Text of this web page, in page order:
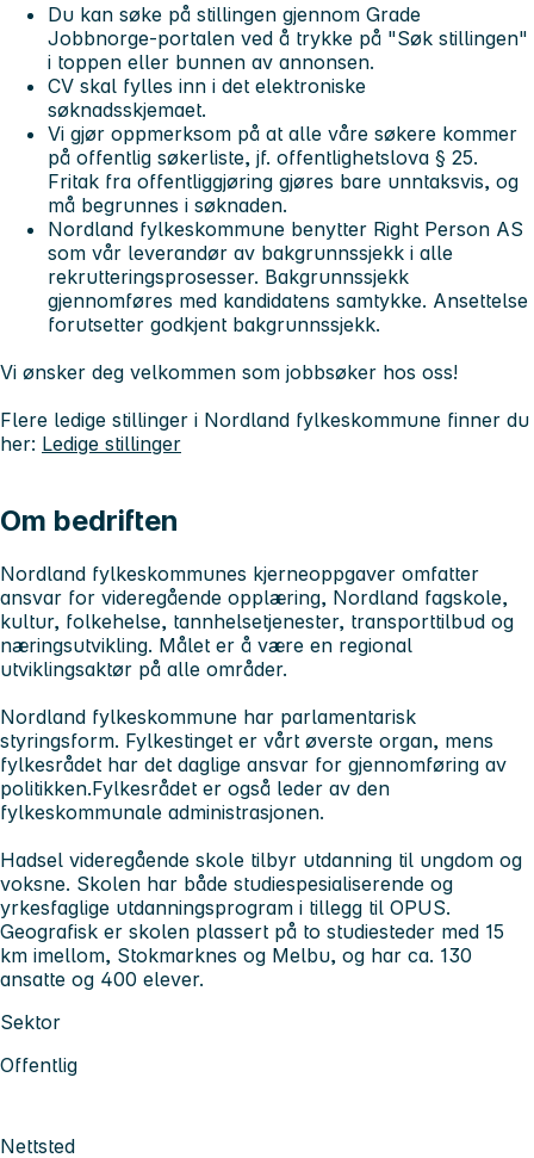
Du kan søke på stillingen gjennom Grade
Jobbnorge-portalen ved å trykke på "Søk stillingen"
i toppen eller bunnen av annonsen.
CV skal fylles inn i det elektroniske
søknadsskjemaet.
Vi gjør oppmerksom på at alle våre søkere kommer
på offentlig søkerliste, jf. offentlighetslova § 25.
Fritak fra offentliggjøring gjøres bare unntaksvis, og
må begrunnes i søknaden.
Nordland fylkeskommune benytter Right Person AS
som vår leverandør av bakgrunnssjekk i alle
rekrutteringsprosesser. Bakgrunnssjekk
gjennomføres med kandidatens samtykke. Ansettelse
forutsetter godkjent bakgrunnssjekk.
Vi ønsker deg velkommen som jobbsøker hos oss!
Flere ledige stillinger i Nordland fylkeskommune finner du
her: Ledige stillinger
Om bedriften
Nordland fylkeskommunes kjerneoppgaver omfatter
ansvar for videregående opplæring, Nordland fagskole,
kultur, folkehelse, tannhelsetjenester, transporttilbud og
næringsutvikling. Målet er å være en regional
utviklingsaktør på alle områder.
Nordland fylkeskommune har parlamentarisk
styringsform. Fylkestinget er vårt øverste organ, mens
fylkesrådet har det daglige ansvar for gjennomføring av
politikken.Fylkesrådet er også leder av den
fylkeskommunale administrasjonen.
Hadsel videregående skole tilbyr utdanning til ungdom og
voksne. Skolen har både studiespesialiserende og
yrkesfaglige utdanningsprogram i tillegg til OPUS.
Geografisk er skolen plassert på to studiesteder med 15
km imellom, Stokmarknes og Melbu, og har ca. 130
ansatte og 400 elever.
Sektor
Offentlig
Nettsted